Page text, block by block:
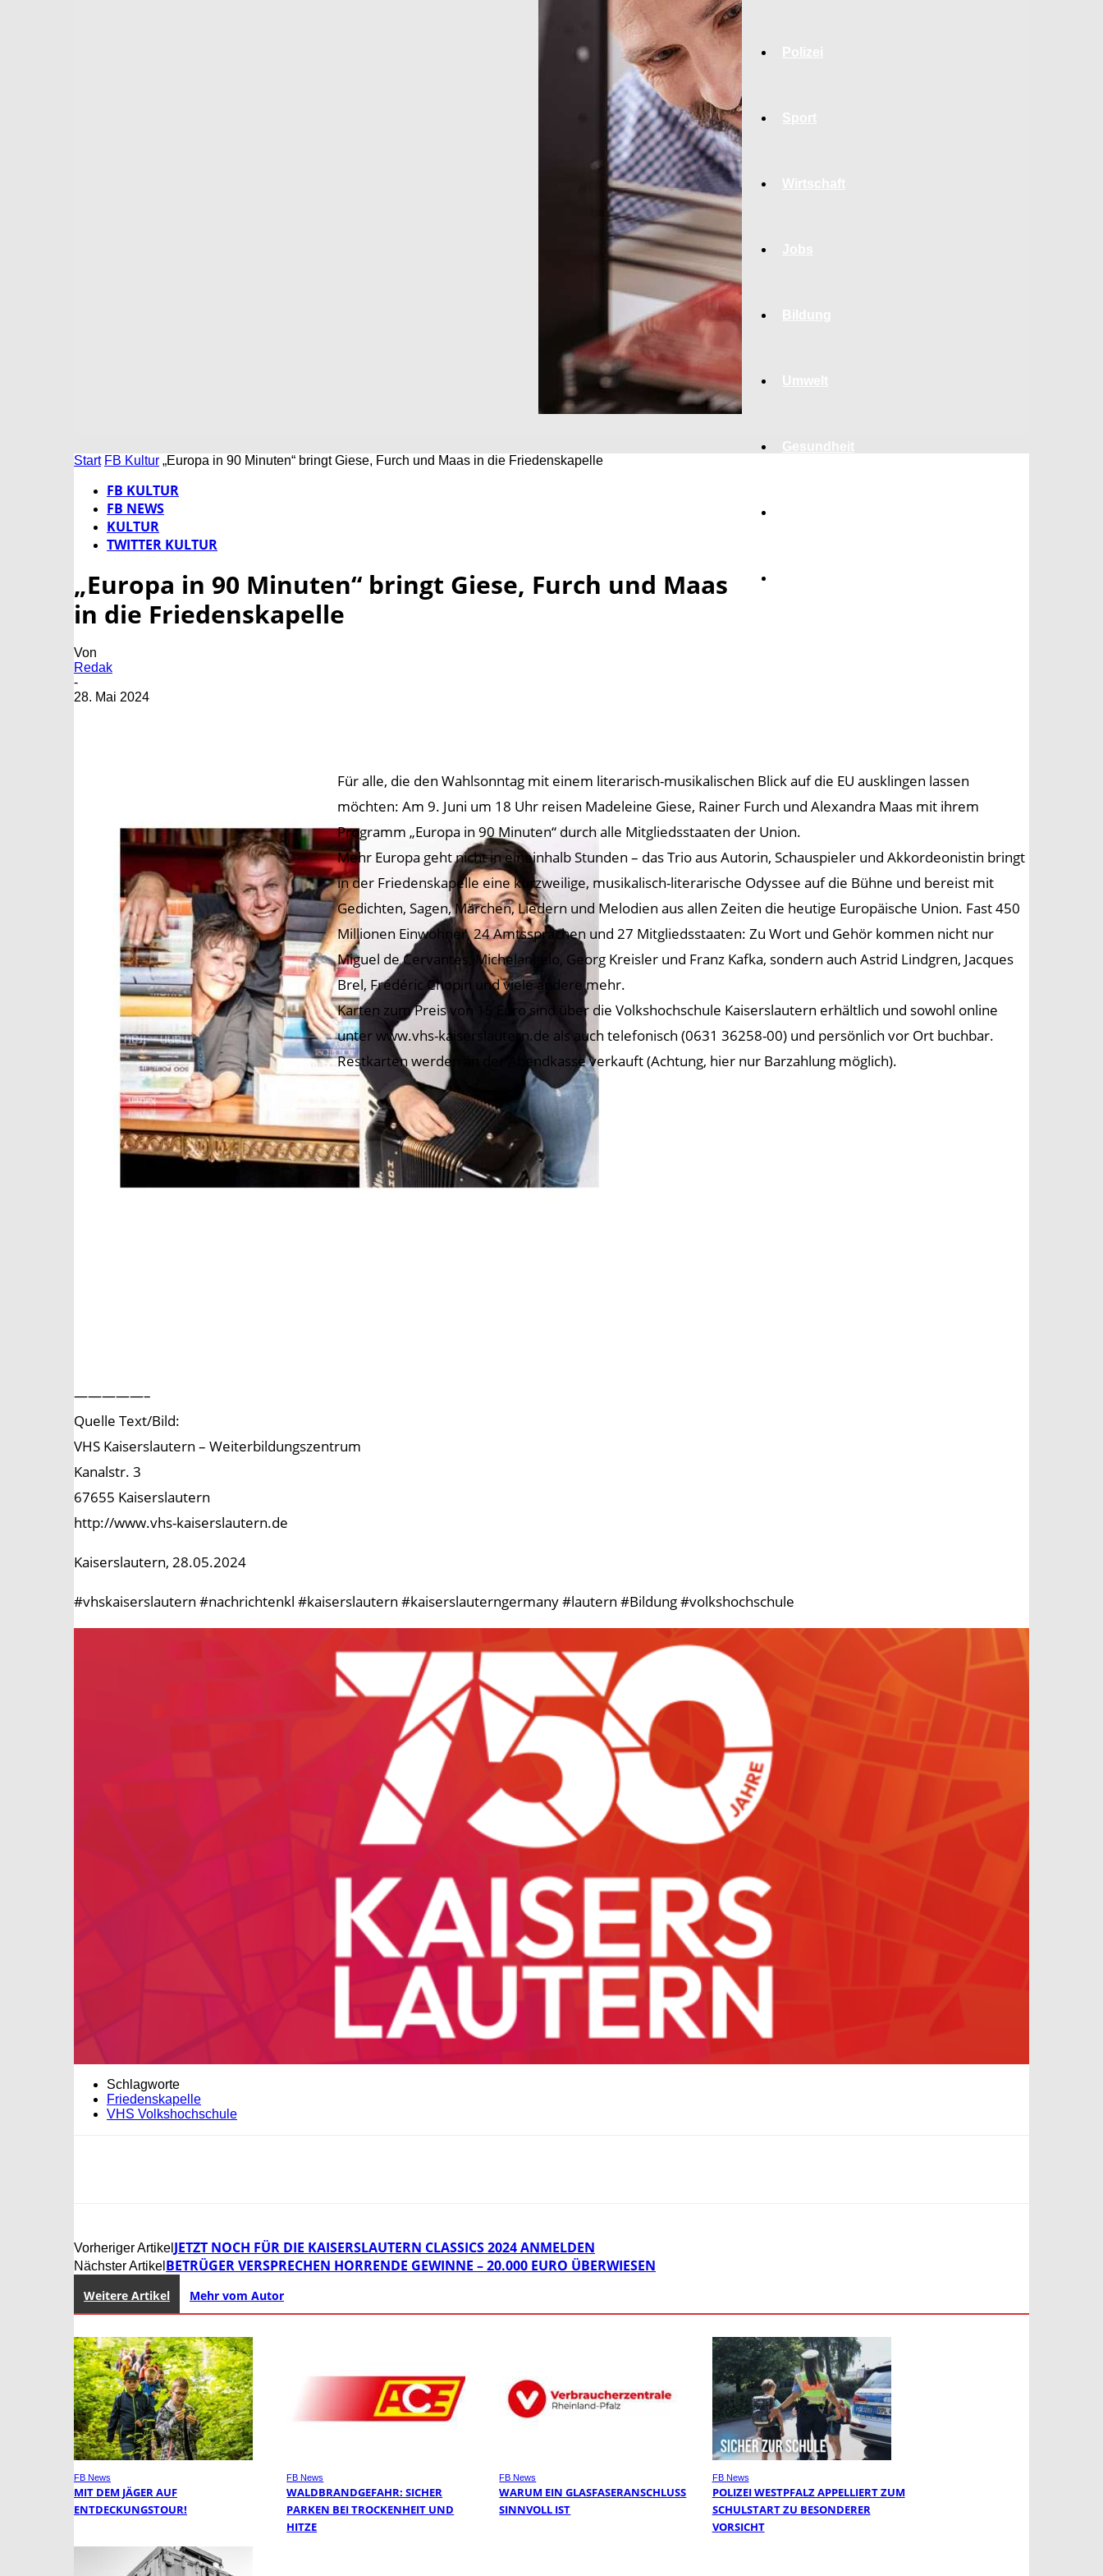
Gesundheit
Start FB Kultur „Europa in 90 Minuten“ bringt Giese, Furch und Maas in die Friedenskapelle
FB KULTUR
FB NEWS
KULTUR
TWITTER KULTUR
„Europa in 90 Minuten“ bringt Giese, Furch und Maas
in die Friedenskapelle
Von
Redak
-
28. Mai 2024
Für alle, die den Wahlsonntag mit einem literarisch-musikalischen Blick auf die EU ausklingen lassen
möchten: Am 9. Juni um 18 Uhr reisen Madeleine Giese, Rainer Furch und Alexandra Maas mit ihrem
Programm „Europa in 90 Minuten“ durch alle Mitgliedsstaaten der Union.
Mehr Europa geht nicht in eineinhalb Stunden – das Trio aus Autorin, Schauspieler und Akkordeonistin bringt
in der Friedenskapelle eine kurzweilige, musikalisch-literarische Odyssee auf die Bühne und bereist mit
Gedichten, Sagen, Märchen, Liedern und Melodien aus allen Zeiten die heutige Europäische Union. Fast 450
Millionen Einwohner, 24 Amtssprachen und 27 Mitgliedsstaaten: Zu Wort und Gehör kommen nicht nur
Miguel de Cervantes, Michelangelo, Georg Kreisler und Franz Kafka, sondern auch Astrid Lindgren, Jacques
Brel, Frédéric Chopin und viele andere mehr.
Karten zum Preis von 15 Euro sind über die Volkshochschule Kaiserslautern erhältlich und sowohl online
unter www.vhs-kaiserslautern.de als auch telefonisch (0631 36258-00) und persönlich vor Ort buchbar.
Restkarten werden an der Abendkasse verkauft (Achtung, hier nur Barzahlung möglich).
—————–
Quelle Text/Bild:
VHS Kaiserslautern – Weiterbildungszentrum
Kanalstr. 3
67655 Kaiserslautern
http://www.vhs-kaiserslautern.de
Kaiserslautern, 28.05.2024
#vhskaiserslautern #nachrichtenkl #kaiserslautern #kaiserslauterngermany #lautern #Bildung #volkshochschule
Schlagworte
Friedenskapelle
VHS Volkshochschule
Vorheriger Artikel JETZT NOCH FÜR DIE KAISERSLAUTERN CLASSICS 2024 ANMELDEN
Nächster Artikel BETRÜGER VERSPRECHEN HORRENDE GEWINNE – 20.000 EURO ÜBERWIESEN
Weitere Artikel Mehr vom Autor
FB News
MIT DEM JÄGER AUF
ENTDECKUNGSTOUR!
FB News
WALDBRANDGEFAHR: SICHER
PARKEN BEI TROCKENHEIT UND
HITZE
FB News
WARUM EIN GLASFASERANSCHLUSS
SINNVOLL IST
FB News
POLIZEI WESTPFALZ APPELLIERT ZUM
SCHULSTART ZU BESONDERER
VORSICHT